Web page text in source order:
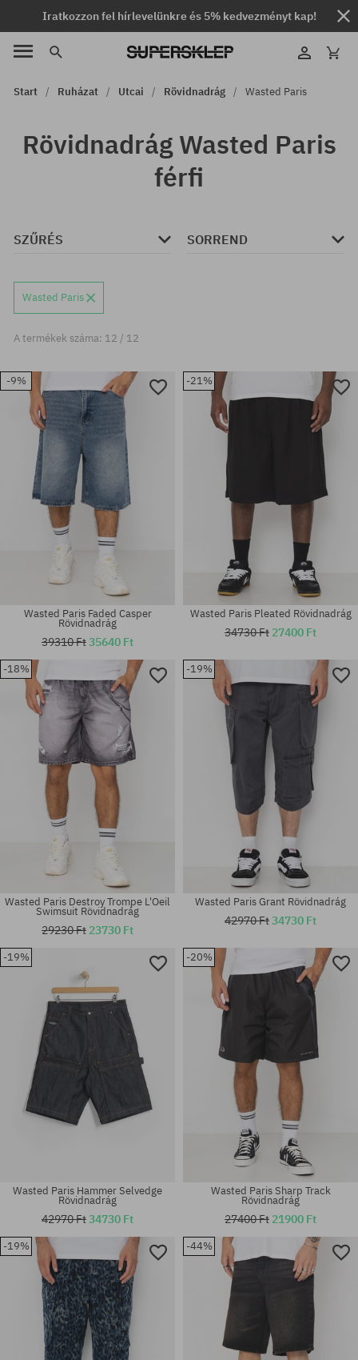
Iratkozzon fel hírlevelünkre és 5% kedvezményt kap!
Start Ruházat Utcai Rövidnadrág Wasted Paris
Rövidnadrág Wasted Paris
férfi
SZŰRÉS SORREND
Wasted Paris
A termékek száma: 12 / 12
-9%
Elérhető méretek:
Wasted Paris Faded Casper
Rövidnadrág
39310 Ft35640 Ft
-21%
Elérhető méretek:
M; XL
Wasted Paris Pleated Rövidnadrág
34730 Ft 27400 Ft
-18%
Elérhető méretek:
S; M; L; XL
Wasted Paris Destroy Trompe L'Oeil
Swimsuit Rövidnadrág
29230 Ft 23730 Ft
-19%
Elérhető méretek:
30; 32; 34; 36
Wasted Paris Grant Rövidnadrág
42970 Ft34730 Ft
-19%
Wasted Paris Hammer Selvedge
Rövidnadrág
42970 Ft34730 Ft
-20%
Wasted Paris Sharp Track
Rövidnadrág
27400 Ft 21900 Ft
-19% -44%